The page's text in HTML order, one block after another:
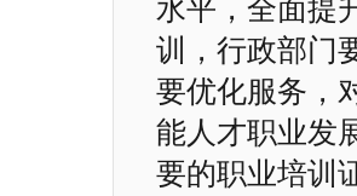
水平，全面提
训，行政部门
要优化服务，
能人才职业发
要的职业培训